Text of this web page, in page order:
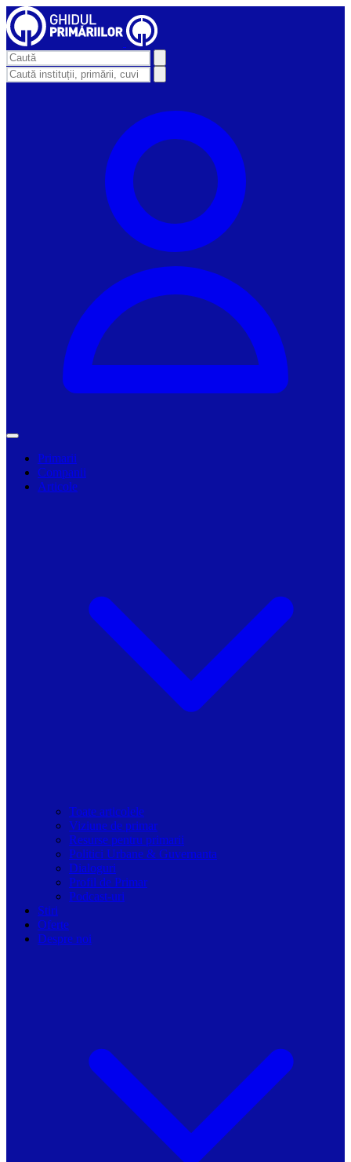
Primarii
Companii
Articole
Toate articolele
Viziune de primar
Resurse pentru primarii
Politici Urbane & Guvernanta
Dialoguri
Profil de Primar
Podcast-uri
Stiri
Oferte
Despre noi